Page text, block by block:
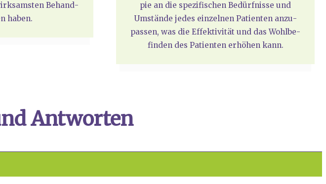
Behand­
haben.
pie an die spe­zi­fi­schen Bedürf­nis­se und
Umstän­de jedes ein­zel­nen Pati­en­ten anzu­
pas­sen, was die Effek­ti­vi­tät und das Wohl­be­
fin­den des Pati­en­ten erhö­hen kann.
Ant­wor­ten